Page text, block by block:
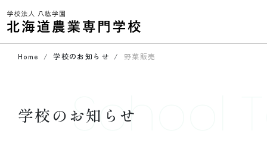
Home 学校のお知らせ 野菜販売
学校のお知らせ
School